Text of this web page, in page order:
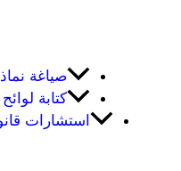
صياغة
كتابة
استشارات